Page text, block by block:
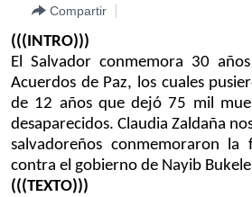
principal
Salte
búsqueda
VOA VERIFICA AMÉRICA LATINA
BOLIVIA
COLOMBIA
CHILE
ECUADOR
VENEZUELA
CENTROAMÉRICA
COSTA RICA
EL SALVADOR
GUATEMALA
HONDURAS
NICARAGUA
OTRAS SECCIONES
INMIGRACIÓN
LIBERTAD DE PRENSA
MUNDO
ECONOMÍA
ESPECIALES DE LA VOA
LIBERTAD DE PRENSA
UCRANIA
MULTIMEDIA
Compartir
(((INTRO)))
El Salvadorconmemora 30
Acuerdos de Paz, los cuales
de 12 años quedejó 75 mil
desaparecidos. Claudia Zaldaña
salvadoreños conmemoraron la
contra el gobierno de Nayib
(((TEXTO)))